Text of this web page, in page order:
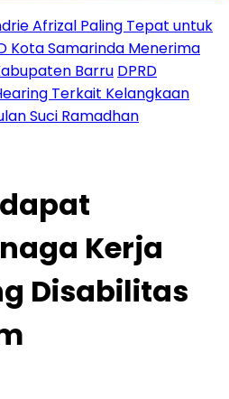
Afrizal Paling Tepat untuk
Kota Samarinda Menerima
Barru DPRD
Terkait Kelangkaan
Suci Ramadhan
Kerja
Disabilitas